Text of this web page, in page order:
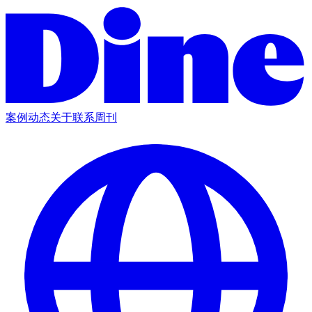
案例动态关于联系周刊